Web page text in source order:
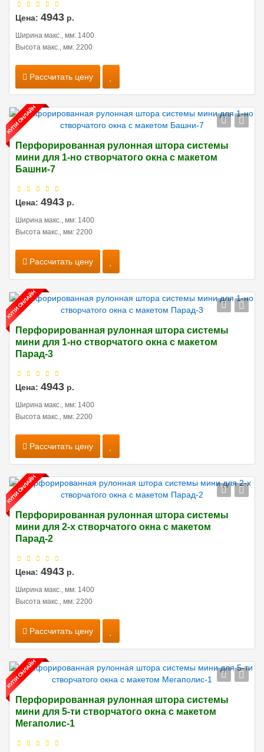
Цена: 4943 р.
Ширина макс., мм: 1400
Высота макс., мм: 2200
Рассчитать цену
Перфорированная рулонная штора системы
мини для 1-но створчатого окна с макетом
Башни-7
Цена: 4943 р.
Ширина макс., мм: 1400
Высота макс., мм: 2200
Рассчитать цену
Перфорированная рулонная штора системы
мини для 1-но створчатого окна с макетом
Парад-3
Цена: 4943 р.
Ширина макс., мм: 1400
Высота макс., мм: 2200
Рассчитать цену
Перфорированная рулонная штора системы
мини для 2-х створчатого окна с макетом
Парад-2
Цена: 4943 р.
Ширина макс., мм: 1400
Высота макс., мм: 2200
Рассчитать цену
Перфорированная рулонная штора системы
мини для 5-ти створчатого окна с макетом
Мегаполис-1